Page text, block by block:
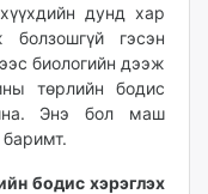
дунд хар
болзошгүй гэсэн
биологийн дээж
төрлийн бодис
Энэ бол маш
бодис хэрэглэх